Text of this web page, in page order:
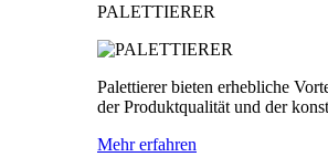
PALETTIERER
Palettierer bieten erhebliche
der Produktqualität und der
Mehr erfahren